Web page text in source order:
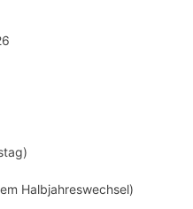
Halbjahreswechsel)